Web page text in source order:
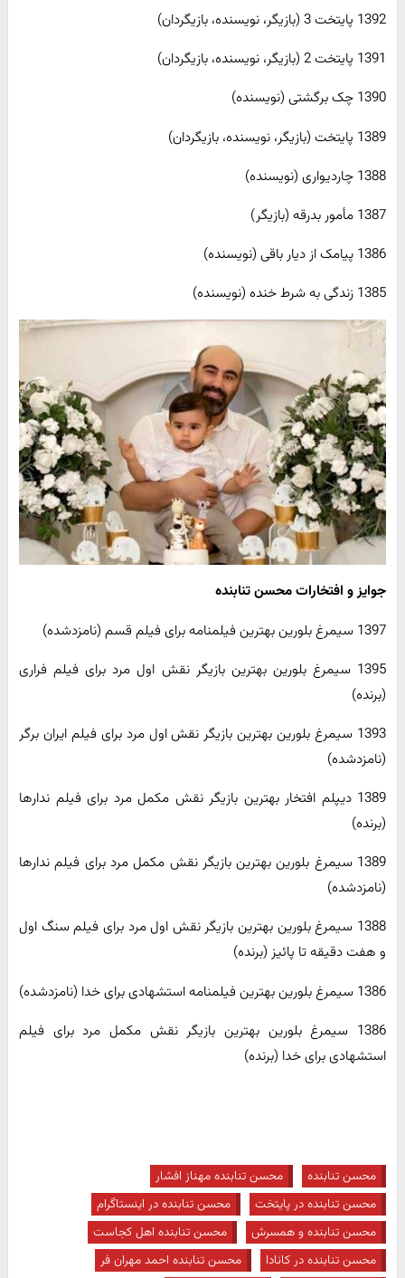
1392 پایتخت 3 (بازیگر، نویسنده، بازیگردان)
1391 پایتخت 2 (بازیگر، نویسنده، بازیگردان)
1390 چک برگشتی (نویسنده)
1389 پایتخت (بازیگر، نویسنده، بازیگردان)
1388 چاردیواری (نویسنده)
1387 مأمور بدرقه (بازیگر)
1386 پیامک از دیار باقی (نویسنده)
1385 زندگی به شرط خنده (نویسنده)
جوایز و افتخارات محسن تنابنده
1397 سیمرغ بلورین بهترین فیلمنامه برای فیلم قسم (نامزدشده)
1395 سیمرغ بلورین بهترین بازیگر نقش اول مرد برای فیلم فراری
(برنده)
1393 سیمرغ بلورین بهترین بازیگر نقش اول مرد برای فیلم ایران برگر
(نامزدشده)
1389 دیپلم افتخار بهترین بازیگر نقش مکمل مرد برای فیلم ندارها
(برنده)
1389 سیمرغ بلورین بهترین بازیگر نقش مکمل مرد برای فیلم ندارها
(نامزدشده)
1388 سیمرغ بلورین بهترین بازیگر نقش اول مرد برای فیلم سنگ اول
و هفت دقیقه تا پائیز (برنده)
1386 سیمرغ بلورین بهترین فیلمنامه استشهادی برای خدا (نامزدشده)
1386 سیمرغ بلورین بهترین بازیگر نقش مکمل مرد برای فیلم
استشهادی برای خدا (برنده)
محسن تنابنده
محسن تنابنده مهناز افشار
محسن تنابنده در پایتخت
محسن تنابنده در اینستاگرام
محسن تنابنده و همسرش
محسن تنابنده اهل کجاست
محسن تنابنده در کانادا
محسن تنابنده احمد مهران فر